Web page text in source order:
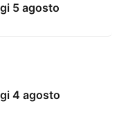
5 agosto
4 agosto